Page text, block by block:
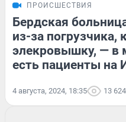
ПРОИСШЕСТВИЯ
Бердская
из-за погрузчика,
элекровышку, — в
есть пациенты на
4 августа, 2024, 18:35 13 624